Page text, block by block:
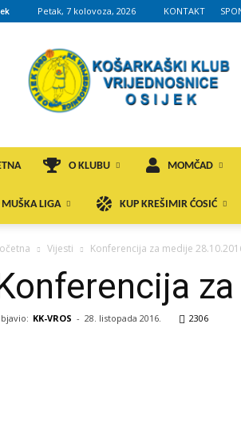
Petak, 7 kolovoza, 2026 KONTAKT
KK
VROS
O KLUBU MOMČAD
MUŠKA LIGA KUP KREŠIMIR ĆOSIĆ
Vijesti Konferencija za medije
KK-VROS - 28. listopada 2016. 2306